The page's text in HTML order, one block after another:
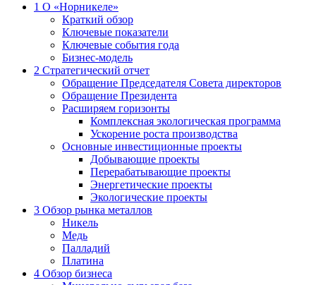
1 О «Норникеле»
Краткий обзор
Ключевые показатели
Ключевые события года
Бизнес-модель
2 Стратегический отчет
Обращение Председателя Совета директоров
Обращение Президента
Расширяем горизонты
Комплексная экологическая программа
Ускорение роста производства
Основные инвестиционные проекты
Добывающие проекты
Перерабатывающие проекты
Энергетические проекты
Экологические проекты
3 Обзор рынка металлов
Никель
Медь
Палладий
Платина
4 Обзор бизнеса